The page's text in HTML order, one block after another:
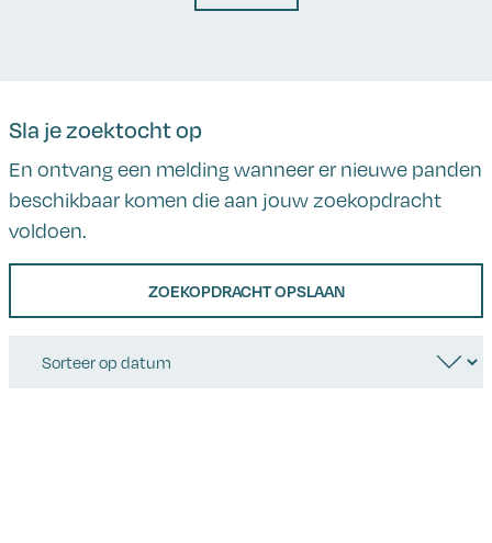
Sla je zoektocht op
En ontvang een melding wanneer er nieuwe panden
beschikbaar komen die aan jouw zoekopdracht
voldoen.
ZOEKOPDRACHT OPSLAAN